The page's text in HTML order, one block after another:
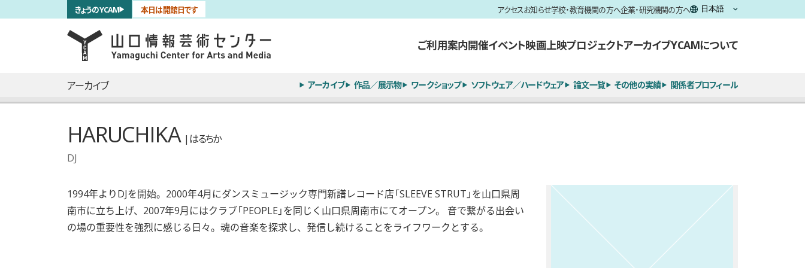
skip to main content 本日は開館日です
きょうのYCAM アクセスお知らせ学校・教育機関の方へ企業・研究機関の方へ
言語を切り替える
メインナビゲーション
ご利用案内開催イベント映画上映プロジェクトアーカイブYCAMについて
アーカイブ アーカイブ 作品／展示物 ワークショップ ソフトウェア／ハードウェア 論文一覧 その他の実績 関係者プロフィール
HARUCHIKA | はるちか
DJ
1994年よりDJを開始。2000年4月にダンスミュージック専門新譜レコード店「SLEEVE STRUT」を山口県周
南市に立ち上げ、2007年9月にはクラブ「PEOPLE」を同じく山口県周南市にてオープン。 音で繋がる出会い
の場の重要性を強烈に感じる日々。魂の音楽を探求し、発信し続けることをライフワークとする。